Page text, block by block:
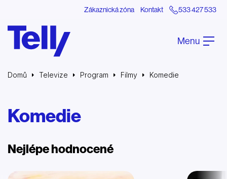
Zákaznická zóna Kontakt 533 427 533
Menu
Domů Televize Program Filmy Komedie
Komedie
Nejlépe hodnocené